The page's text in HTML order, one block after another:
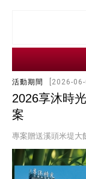
活動期間 [2026-
2026享沐時
案
專案贈送溪頭米堤大